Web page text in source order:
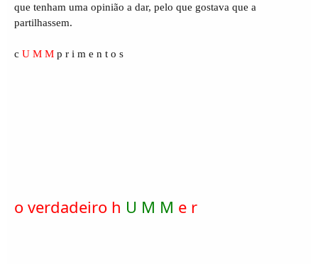
que tenham uma opinião a dar, pelo que gostava que a
partilhassem.
c U M M p r i m e n t o s
o verdadeiro h U M M e r